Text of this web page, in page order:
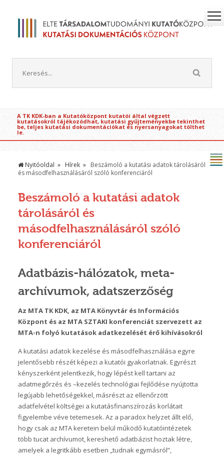
A TK KDK-ban a Kutatóközpont kutatói által végzett
kutatásokról tájékozódhat, kutatási gyűjteményekbe tekinthet
be, teljes kutatási dokumentációkat és nyersanyagokat tölthet
le.
Nyitóoldal Hírek
Beszámoló a kutatási adatok tárolásáról
és másodfelhasználásáról szóló konferenciáról
Beszámoló a kutatási adatok
tárolásáról és
másodfelhasználásáról szóló
konferenciáról
Adatbázis-hálózatok, meta-
archívumok, adatszerzőség
Az MTA TK KDK, az MTA Könyvtár és Információs
Központ és az MTA SZTAKI konferenciát szervezett az
MTA-n folyó kutatások adatkezelését érő kihívásokról
A kutatási adatok kezelése és másodfelhasználása egyre
jelentősebb részét képezi a kutatói gyakorlatnak. Egyrészt
kényszerként jelentkezik, hogy lépést kell tartani az
adatmegőrzés és –kezelés technológiai fejlődése nyújtotta
legújabb lehetőségekkel, másrészt az ellenőrzött
adatfelvétel költségei a kutatásfinanszírozás korlátait
figyelembe véve tetemesek. Az a paradox helyzet állt elő,
hogy csak az MTA keretein belül működő kutatóintézetek
több tucat archívumot, kereshető adatbázist hoztak létre,
amelyek a legritkább esetben „tudnak egymásról”,